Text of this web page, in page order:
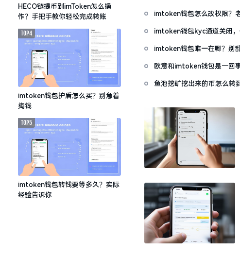
HECO链提币到imToken怎么操
作？手把手教你轻松完成转账
imtoken钱包护盾怎么买？别急着
掏钱
TOP4
imtoken钱包转钱要等多久？实际
经验告诉你
TOP5
imtoken钱包怎么改权限？
imtoken钱包kyc通道关闭，
imtoken钱包唯一在哪？别
欧意和imtoken钱包是一回
鱼池挖矿挖出来的币怎么转